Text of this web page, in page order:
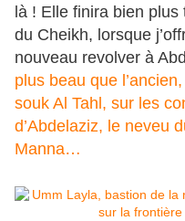
là ! Elle finira bien
du Cheikh, lorsque
nouveau revolver à
plus beau que
souk Al Tahl, sur les
d’Abdelaziz, le neveu
Manna…